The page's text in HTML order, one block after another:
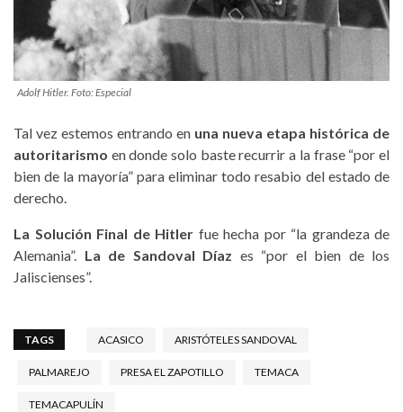
Adolf Hitler. Foto: Especial
Tal vez estemos entrando en una nueva etapa histórica de
autoritarismo en donde solo baste recurrir a la frase “por el
bien de la mayoría” para eliminar todo resabio del estado de
derecho.
La Solución Final de Hitler fue hecha por “la grandeza de
Alemania”. La de Sandoval Díaz es “por el bien de los
Jaliscienses”.
TAGS ACASICO ARISTÓTELES SANDOVAL
PALMAREJO PRESA EL ZAPOTILLO TEMACA
TEMACAPULÍN